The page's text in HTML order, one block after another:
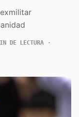
DE LECTURA